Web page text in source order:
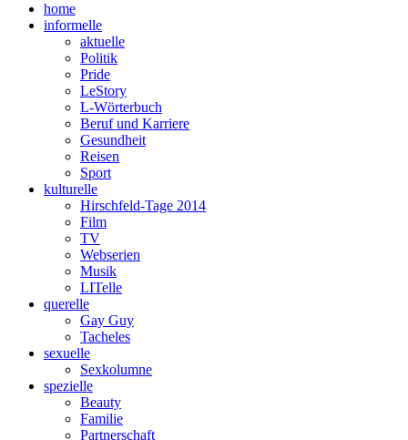
home
informelle
aktuelle
Politik
Pride
LeStory
L-Wörterbuch
Beruf und Karriere
Gesundheit
Reisen
Sport
kulturelle
Hirschfeld-Tage 2014
Film
TV
Webserien
Musik
LITelle
querelle
Gay Guy
Tacheles
sexuelle
Sexkolumne
spezielle
Beauty
Familie
Partnerschaft